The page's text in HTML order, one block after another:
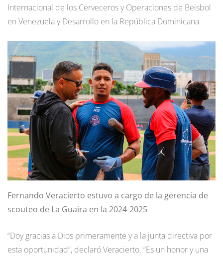
Internacional de los Cerveceros y Operaciones de Beisbol
en Venezuela y Desarrollo en la República Dominicana.
Fernando Veracierto estuvo a cargo de la gerencia de
scouteo de La Guaira en la 2024-2025
“Doy gracias a Dios primeramente y a la junta directiva por
esta oportunidad”, declaró Veracierto. “Es un honor y una